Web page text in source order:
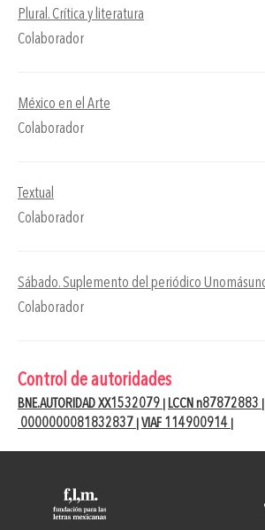
Plural. Crítica y literatura
Colaborador
México en el Arte
Colaborador
Textual
Colaborador
Sábado. Suplemento del periódico
Colaborador
Control de autoridades
BNE.AUTORIDAD XX1532079 LCCN n87872883
0000000081832837
VIAF 114900914